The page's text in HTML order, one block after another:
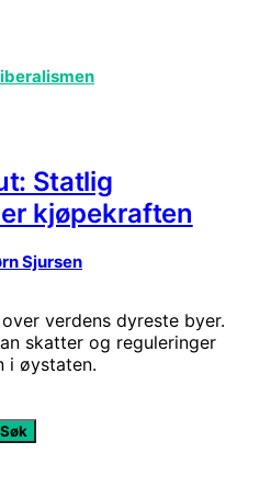
Statlig
kjøpekraften
Sjursen
verdens dyreste byer.
skatter og reguleringer
i øystaten.
Søk